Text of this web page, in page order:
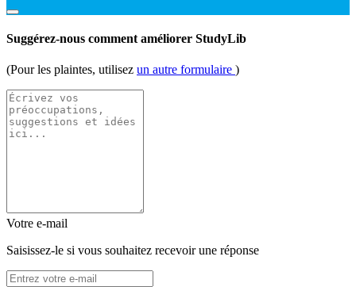
Suggérez-nous comment améliorer StudyLib
(Pour les plaintes, utilisez un autre formulaire )
Votre e-mail
Saisissez-le si vous souhaitez recevoir une réponse